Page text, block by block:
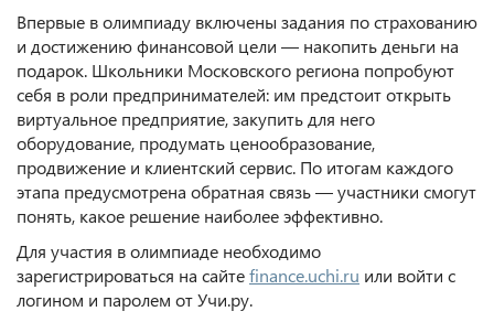
Впервые в олимпиаду включены задания по страхованию
и достижению финансовой цели — накопить деньги на
подарок. Школьники Московского региона попробуют
себя в роли предпринимателей: им предстоит открыть
виртуальное предприятие, закупить для него
оборудование, продумать ценообразование,
продвижение и клиентский сервис. По итогам каждого
этапа предусмотрена обратная связь — участники смогут
понять, какое решение наиболее эффективно.
Для участия в олимпиаде необходимо
зарегистрироваться на сайтеfinance.uchi.ru или войти с
логином и паролем от Учи.ру.